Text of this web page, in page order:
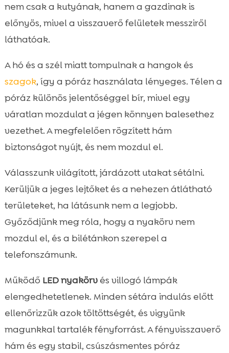
nem csak a kutyának, hanem a gazdinak is
előnyös, mivel a visszaverő felületek messziről
láthatóak.
A hó és a szél miatt tompulnak a hangok és
szagok, így a póráz használata lényeges. Télen a
póráz különös jelentőséggel bír, mivel egy
váratlan mozdulat a jégen könnyen balesethez
vezethet. A megfelelően rögzített hám
biztonságot nyújt, és nem mozdul el.
Válasszunk világított, járdázott utakat sétálni.
Kerüljük a jeges lejtőket és a nehezen átlátható
területeket, ha látásunk nem a legjobb.
Győződjünk meg róla, hogy a nyakörv nem
mozdul el, és a bilétánkon szerepel a
telefonszámunk.
Működő LED nyakörvés villogó lámpák
elengedhetetlenek. Minden sétára indulás előtt
ellenőrizzük azok töltöttségét, és vigyünk
magunkkal tartalék fényforrást. A fényvisszaverő
hám és egy stabil, csúszásmentes póráz